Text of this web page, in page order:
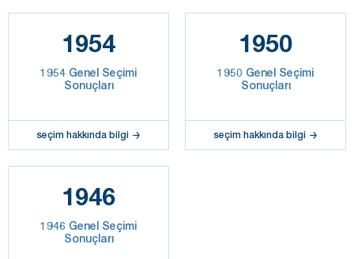
1954
1954 Genel Seçimi
Sonuçları
seçim hakkında bilgi
1950
1950 Genel Seçimi
Sonuçları
seçim hakkında bilgi
1946
1946 Genel Seçimi
Sonuçları